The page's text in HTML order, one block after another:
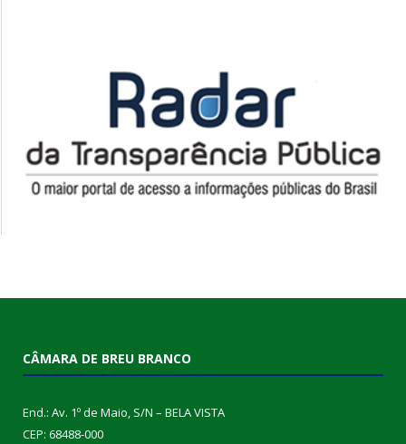
CÂMARA DE BREU BRANCO
End.: Av. 1º de Maio, S/N – BELA VISTA
CEP: 68488-000